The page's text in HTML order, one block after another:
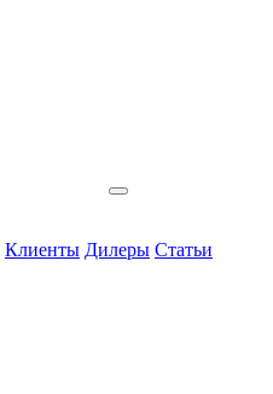
Клиенты Дилеры Статьи